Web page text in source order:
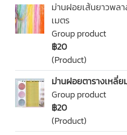
ม่านฝอยเส้นยาวพล
เมตร
Group product
฿20
(Product)
ม่านฝอยตารางเหลี่ย
Group product
฿20
(Product)